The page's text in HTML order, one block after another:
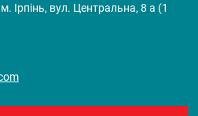
Ірпінь, вул. Центральна, 8 а (1